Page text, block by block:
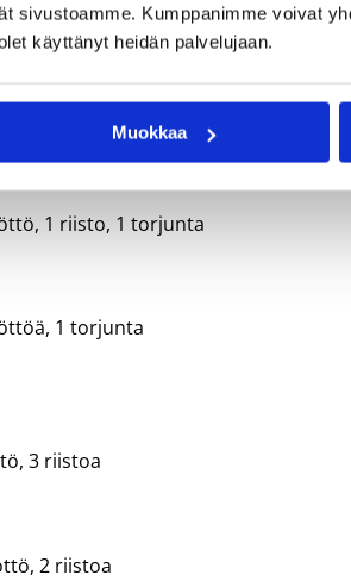
sivustoamme. Kumppanimme voivat
käyttänyt heidän palvelujaan.
Muokkaa
1 riisto, 1 torjunta
1 torjunta
3 riistoa
2 riistoa